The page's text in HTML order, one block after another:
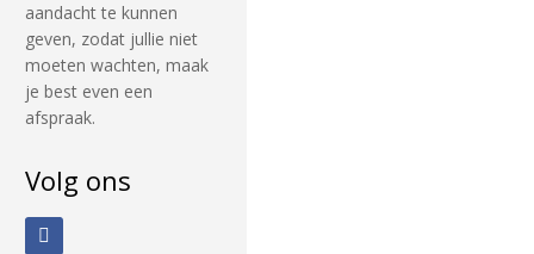
aandacht te kunnen
geven, zodat jullie niet
moeten wachten, maak
je best even een
afspraak.
Volg ons